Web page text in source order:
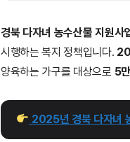
경북 다자녀 농수산물 지원사
시행하는 복지 정책입니다.
양육하는 가구를 대상으로 5
2025년 경북 다자녀